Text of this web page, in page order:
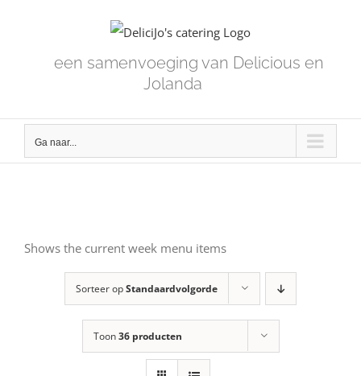
een samenvoeging van Delicious en
Jolanda
Ga naar...
Shows the current week menu items
Sorteer opStandaardvolgorde
Toon36 producten